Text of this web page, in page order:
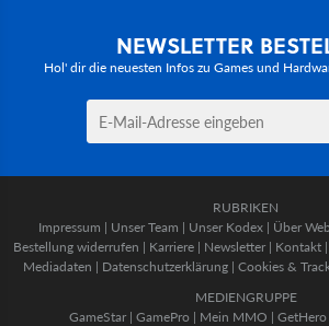
NEWSLETTER
Hol' dir die neuesten Infos zu Games und
RUBRIKEN
Impressum | Unser Team | Unser Kodex | Über
Bestellung widerrufen | Karriere | Newsletter | Kontakt |
Mediadaten | Datenschutzerklärung | Cookies &
MEDIENGRUPPE
GameStar| GamePro | Mein MMO | GetHero